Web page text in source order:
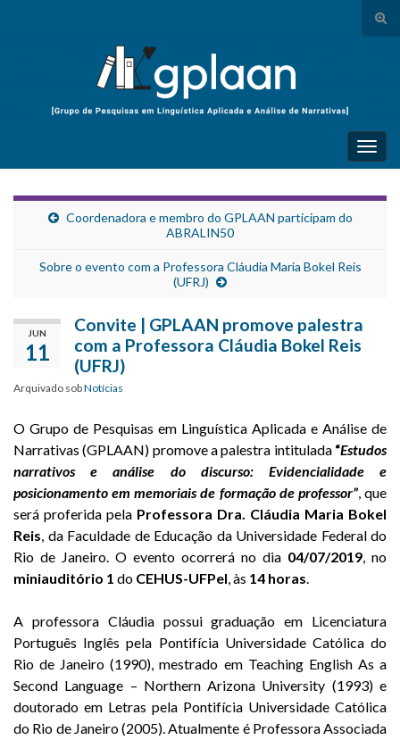
Search for:
Coordenadora e membro do GPLAAN participam do
ABRALIN50
Sobre o evento com a Professora Cláudia Maria Bokel Reis
(UFRJ)
JUN
11
Convite | GPLAAN promove palestra
com a Professora Cláudia Bokel Reis
(UFRJ)
Arquivado sobNotícias
O Grupo de Pesquisas em Linguística Aplicada e Análise de
Narrativas (GPLAAN) promove a palestra intitulada “Estudos
narrativos e análise do discurso: Evidencialidade e
posicionamento em memoriais de formação de professor”, que
será proferida pela Professora Dra. Cláudia Maria Bokel
Reis, da Faculdade de Educação da Universidade Federal do
Rio de Janeiro. O evento ocorrerá no dia 04/07/2019, no
miniauditório 1 do CEHUS-UFPel, às 14 horas.
A professora Cláudia possui graduação em Licenciatura
Português Inglês pela Pontifícia Universidade Católica do
Rio de Janeiro (1990), mestrado em Teaching English As a
Second Language – Northern Arizona University (1993) e
doutorado em Letras pela Pontifícia Universidade Católica
do Rio de Janeiro (2005). Atualmente é Professora Associada